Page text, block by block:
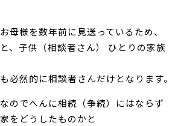
母様を数年前に見送っているため、
、子供（相談者さん） ひとりの家族
必然的に相談者さんだけとなります。
のでへんに相続（争続）にはならず
をどうしたものかと